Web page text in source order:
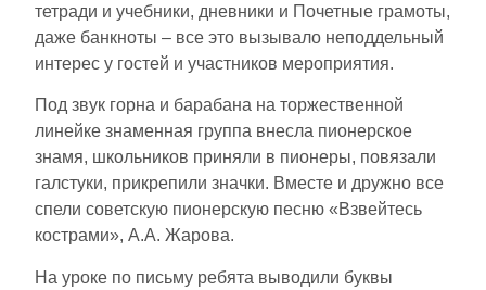
тетради и учебники, дневники и Почетные грамоты,
даже банкноты – все это вызывало неподдельный
интерес у гостей и участников мероприятия.
Под звук горна и барабана на торжественной
линейке знаменная группа внесла пионерское
знамя, школьников приняли в пионеры, повязали
галстуки, прикрепили значки. Вместе и дружно все
спели советскую пионерскую песню «Взвейтесь
кострами», А.А. Жарова.
На уроке по письму ребята выводили буквы